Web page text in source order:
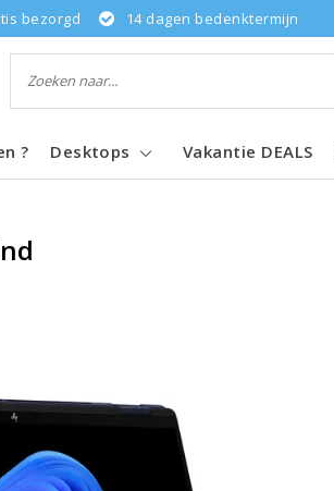
bezorgd 14 dagen bedenktermijn
? Desktops Vakantie DEALS